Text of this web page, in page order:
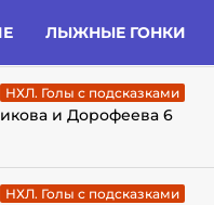
ЛЫЖНЫЕ ГОНКИ
НХЛ. Голы с подсказками
и Дорофеева 6
НХЛ. Голы с подсказками